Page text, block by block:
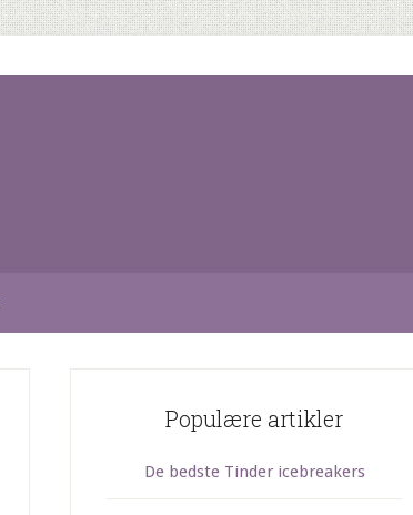
Populære artikler
De bedste Tinder icebreakers